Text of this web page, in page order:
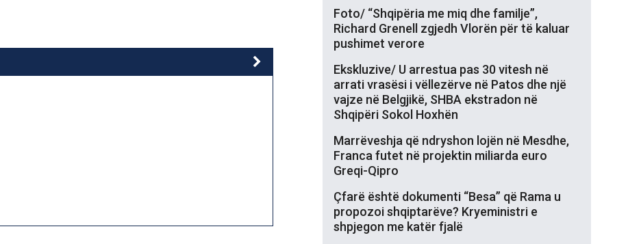
Foto/ “Shqipëria me miq dhe familje”,
Richard Grenell zgjedh Vlorën për të kaluar
pushimet verore
Ekskluzive/ U arrestua pas 30 vitesh në
arrati vrasësi i vëllezërve në Patos dhe një
vajze në Belgjikë, SHBA ekstradon në
Shqipëri Sokol Hoxhën
Marrëveshja që ndryshon lojën në Mesdhe,
Franca futet në projektin miliarda euro
Greqi-Qipro
Çfarë është dokumenti “Besa” që Rama u
propozoi shqiptarëve? Kryeministri e
shpjegon me katër fjalë